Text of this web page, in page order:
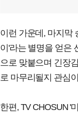
이런 가운데, 마지막
이'라는 별명을 얻은
으로 맞붙으며 긴장
로 마무리될지 관심
한편, TV CHOSUN '